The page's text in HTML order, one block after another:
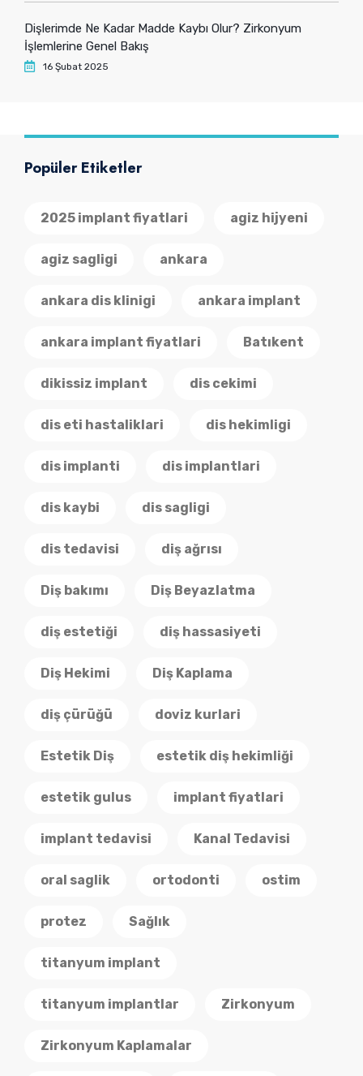
Dişlerimde Ne Kadar Madde Kaybı Olur? Zirkonyum
İşlemlerine Genel Bakış
16 Şubat 2025
Popüler Etiketler
2025 implant fiyatlari agiz hijyeni
agiz sagligi ankara
ankara dis klinigi ankara implant
ankara implant fiyatlari Batıkent
dikissiz implant dis cekimi
dis eti hastaliklari dis hekimligi
dis implanti dis implantlari
dis kaybi dis sagligi
dis tedavisi diş ağrısı
Diş bakımı Diş Beyazlatma
diş estetiği diş hassasiyeti
Diş Hekimi Diş Kaplama
diş çürüğü doviz kurlari
Estetik Diş estetik diş hekimliği
estetik gulus implant fiyatlari
implant tedavisi Kanal Tedavisi
oral saglik ortodonti ostim
protez Sağlık
titanyum implant
titanyum implantlar Zirkonyum
Zirkonyum Kaplamalar